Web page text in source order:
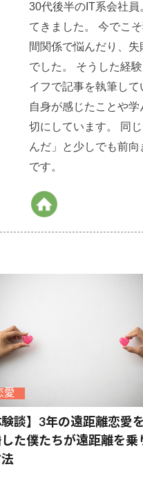
30代後半のIT系会社
てきました。 今でこ
間関係で悩んだり、
でした。 そうした経
イフで記事を執筆し
自身が感じたことや
切にしています。 同
んだ」と少しでも前
です。
愛
験談】3年の遠距離恋愛
た僕たちが遠距離を乗